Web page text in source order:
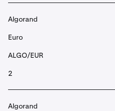
Algorand
Euro
ALGO/EUR
2
Algorand